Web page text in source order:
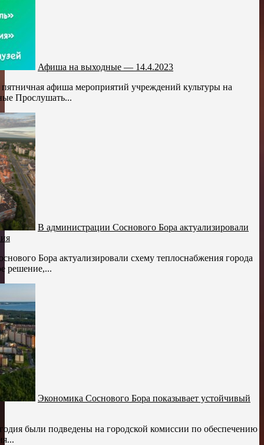
Афиша на выходные — 14.4.2023
афиша мероприятий учреждений культуры на
Прослушать...
В администрации Соснового Бора актуализировали
Бора актуализировали схему теплоснабжения города
решение,...
Экономика Соснового Бора показывает устойчивый
были подведены на городской комиссии по обеспечению